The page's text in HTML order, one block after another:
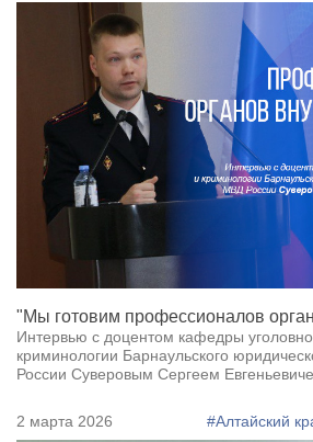
"Мы готовим профессионалов
Интервью с доцентом кафедры
криминологии Барнаульского
России Суверовым Сергеем
2 марта 2026 #Алтайский